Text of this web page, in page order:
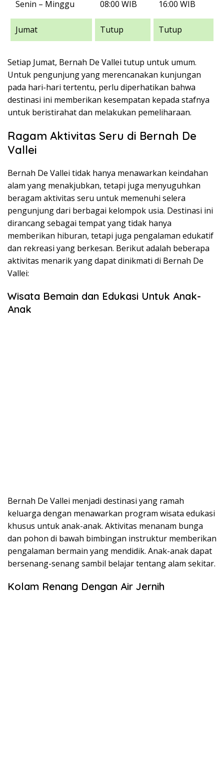
Senin – Minggu 08:00 WIB 16:00 WIB
Jumat Tutup Tutup
Setiap Jumat, Bernah De Vallei tutup untuk umum.
Untuk pengunjung yang merencanakan kunjungan
pada hari-hari tertentu, perlu diperhatikan bahwa
destinasi ini memberikan kesempatan kepada stafnya
untuk beristirahat dan melakukan pemeliharaan.
Ragam Aktivitas Seru di Bernah De
Vallei
Bernah De Vallei tidak hanya menawarkan keindahan
alam yang menakjubkan, tetapi juga menyuguhkan
beragam aktivitas seru untuk memenuhi selera
pengunjung dari berbagai kelompok usia. Destinasi ini
dirancang sebagai tempat yang tidak hanya
memberikan hiburan, tetapi juga pengalaman edukatif
dan rekreasi yang berkesan. Berikut adalah beberapa
aktivitas menarik yang dapat dinikmati di Bernah De
Vallei:
Wisata Bemain dan Edukasi Untuk Anak-
Anak
Bernah De Vallei menjadi destinasi yang ramah
keluarga dengan menawarkan program wisata edukasi
khusus untuk anak-anak. Aktivitas menanam bunga
dan pohon di bawah bimbingan instruktur memberikan
pengalaman bermain yang mendidik. Anak-anak dapat
bersenang-senang sambil belajar tentang alam sekitar.
Kolam Renang Dengan Air Jernih